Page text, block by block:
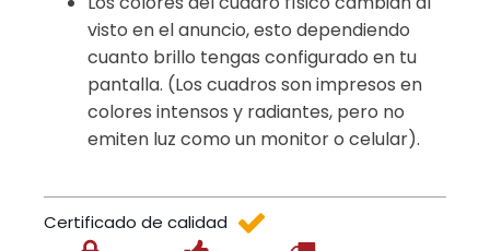
visto en el anuncio, esto dependiendo
cuanto brillo tengas configurado en tu
pantalla. (Los cuadros son impresos en
colores intensos y radiantes, pero no
emiten luz como un monitor o celular).
Certificado de calidad